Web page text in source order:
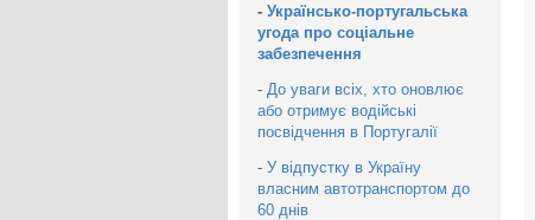
- Українсько-португальська
угода про соціальне
забезпечення
- До уваги всіх, хто оновлює
або отримує водійські
посвідчення в Португалії
- У відпустку в Україну
власним автотранспортом до
60 днів